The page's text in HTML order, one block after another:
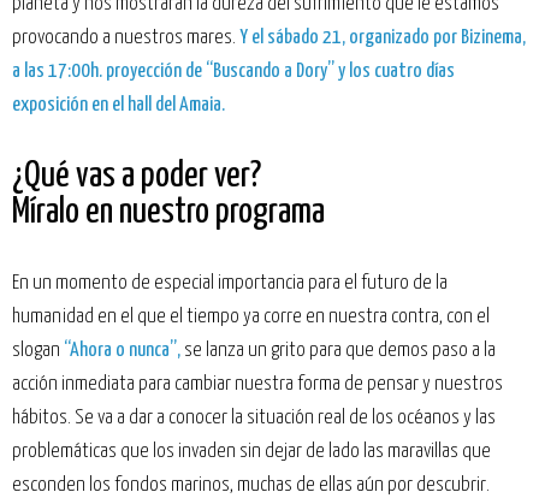
planeta y nos mostrarán la dureza del sufrimiento que le estamos
provocando a nuestros mares. Y el sábado 21, organizado por Bizinema,
a las 17:00h. proyección de “Buscando a Dory” y los cuatro días
exposición en el hall del Amaia.
¿Qué vas a poder ver?
Míralo en nuestro programa
En un momento de especial importancia para el futuro de la
humanidad en el que el tiempo ya corre en nuestra contra, con el
slogan “Ahora o nunca”, se lanza un grito para que demos paso a la
acción inmediata para cambiar nuestra forma de pensar y nuestros
hábitos. Se va a dar a conocer la situación real de los océanos y las
problemáticas que los invaden sin dejar de lado las maravillas que
esconden los fondos marinos, muchas de ellas aún por descubrir.